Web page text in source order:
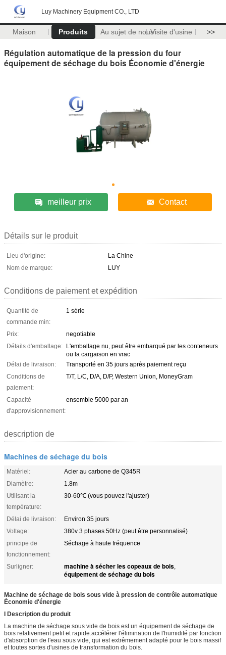
Luy Machinery Equipment CO., LTD
Maison Produits Au sujet de nousVisite d'usine >>
Régulation automatique de la pression du four
équipement de séchage du bois Économie d'énergie
meilleur prix Contact
Détails sur le produit
Lieu d'origine:
La Chine
Nom de marque:
LUY
Conditions de paiement et expédition
Quantité de
commande min:
1 série
Prix:
negotiable
Détails d'emballage: L'emballage nu, peut être embarqué par les conteneurs
ou la cargaison en vrac
Délai de livraison:
Transporté en 35 jours après paiement reçu
Conditions de
paiement:
T/T, L/C, D/A, D/P, Western Union, MoneyGram
Capacité
d'approvisionnement:
ensemble 5000 par an
description de
Machines de séchage du bois
Matériel:
Acier au carbone de Q345R
Diamètre:
1.8m
Utilisant la
température:
30-60℃ (vous pouvez l'ajuster)
Délai de livraison:
Environ 35 jours
Voltage:
380v 3 phases 50Hz (peut être personnalisé)
principe de
fonctionnement:
Séchage à haute fréquence
Surligner: machine à sécher les copeaux de bois,
équipement de séchage du bois
Machine de séchage de bois sous vide à pression de contrôle automatique
Économie d'énergie
I Description du produit
La machine de séchage sous vide de bois est un équipement de séchage de
bois relativement petit et rapide.accélérer l'élimination de l'humidité par fonction
d'absorption de l'eau sous vide, qui est extrêmement adapté pour le bois massif
et toutes sortes d'usines de transformation du bois.